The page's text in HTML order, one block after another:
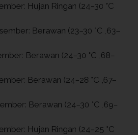
Hujan Ringan (24–30 °C
Berawan (23–30 °C ,63–
Berawan (24–30 °C ,68–
Berawan (24–28 °C ,67–
Berawan (24–30 °C ,69–
Hujan Ringan (24–25 °C